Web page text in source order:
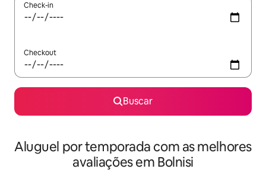
Check-in
Checkout
Buscar
Aluguel por temporada com as melhores
avaliações em Bolnisi